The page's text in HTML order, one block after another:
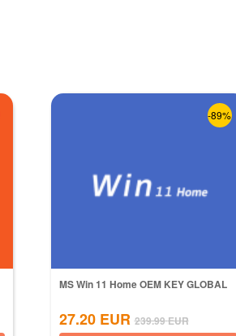
-89%
MS Win 11 Home OEM KEY GLOBAL
27.20 EUR 239.99EUR